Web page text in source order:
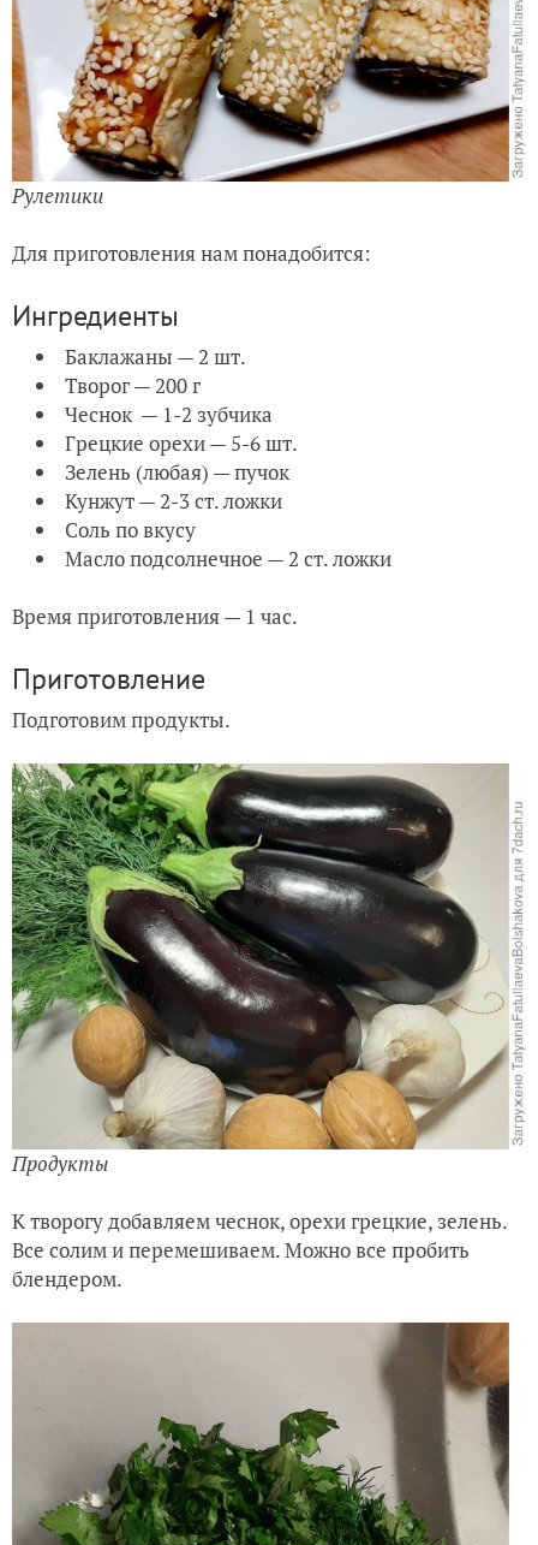
Рулетики
Для приготовления нам понадобится:
Ингредиенты
Баклажаны — 2 шт.
Творог — 200 г
Чеснок — 1-2 зубчика
Грецкие орехи — 5-6 шт.
Зелень (любая) — пучок
Кунжут — 2-3 ст. ложки
Соль по вкусу
Масло подсолнечное — 2 ст. ложки
Время приготовления — 1 час.
Приготовление
Подготовим продукты.
Продукты
К творогу добавляем чеснок, орехи грецкие, зелень.
Все солим и перемешиваем. Можно все пробить
блендером.